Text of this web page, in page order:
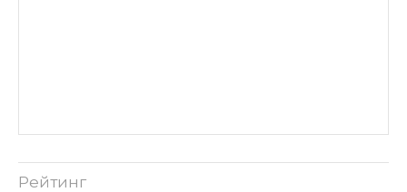
Рейтинг